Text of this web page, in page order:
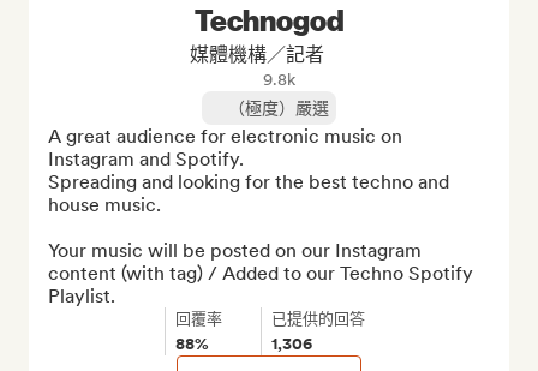
Technogod
媒體機構／記者
9.8k
（極度）嚴選
A great audience for electronic music on
Instagram and Spotify.
Spreading and looking for the best techno and
house music.
Your music will be posted on our Instagram
content (with tag) / Added to our Techno Spotify
Playlist.
回覆率
88%
已提供的回答
1,306